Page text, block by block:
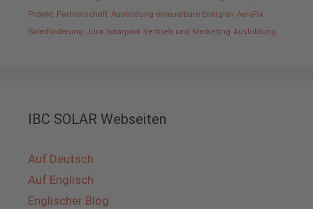
Projekt Partnerschaft Ausbildung erneuerbare Energien AeroFix
Solarförderung Jura Solarpark Vertrieb und Marketing Ausbildung
IBC SOLAR Webseiten
Auf Deutsch
Auf Englisch
Englischer Blog